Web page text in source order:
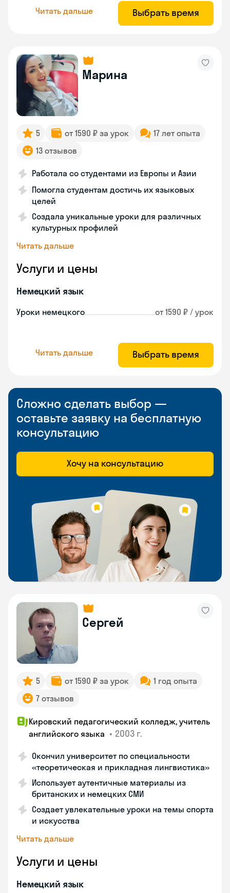
Читать дальше Выбрать время
Марина
5 от 1590 ₽ за урок
17 лет опыта
13 отзывов
Работала со студентами из Европы и Азии
Помогла студентам достичь их языковых
целей
Создала уникальные уроки для различных
культурных профилей
Читать дальше
Услуги и цены
Немецкий язык
Уроки немецкого от 1590 ₽ / урок
Читать дальше Выбрать время
Сложно сделать выбор —
оставьте заявку на бесплатную
консультацию
Хочу на консультацию
Сергей
5 от 1590 ₽ за урок
1 год опыта
7 отзывов
Кировский педагогический колледж, учитель
английского языка • 2003 г.
Окончил университет по специальности
«теоретическая и прикладная лингвистика»
Использует аутентичные материалы из
британских и немецких СМИ
Создает увлекательные уроки на темы спорта
и искусства
Читать дальше
Услуги и цены
Немецкий язык